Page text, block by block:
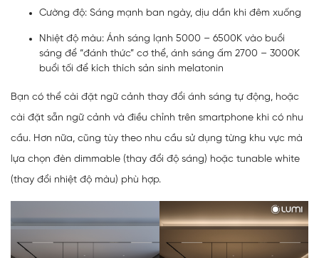
Cường độ: Sáng mạnh ban ngày, dịu dần khi đêm xuống
Nhiệt độ màu: Ánh sáng lạnh 5000 – 6500K vào buổi
sáng để “đánh thức” cơ thể, ánh sáng ấm 2700 – 3000K
buổi tối để kích thích sản sinh melatonin
Bạn có thể cài đặt ngữ cảnh thay đổi ánh sáng tự động, hoặc
cài đặt sẵn ngữ cảnh và điều chỉnh trên smartphone khi có nhu
cầu. Hơn nữa, cũng tùy theo nhu cầu sử dụng từng khu vực mà
lựa chọn đèn dimmable (thay đổi độ sáng) hoặc tunable white
(thay đổi nhiệt độ màu) phù hợp.